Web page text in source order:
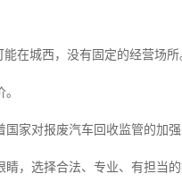
在城西，没有固定的经营场
家对报废汽车回收监管的加
，选择合法、专业、有担当